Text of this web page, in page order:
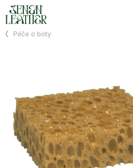
Péče o boty